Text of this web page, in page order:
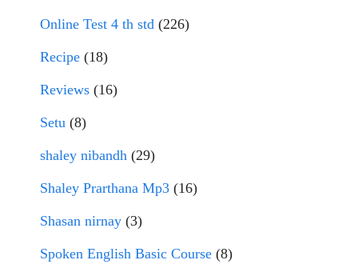
Online Test 4 th std (226)
Recipe (18)
Reviews (16)
Setu (8)
shaley nibandh (29)
Shaley Prarthana Mp3 (16)
Shasan nirnay (3)
Spoken English Basic Course (8)